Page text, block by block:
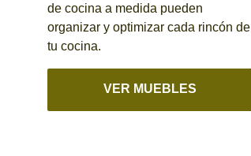
de cocina a medida pueden
organizar y optimizar cada rincón de
tu cocina.
VER MUEBLES